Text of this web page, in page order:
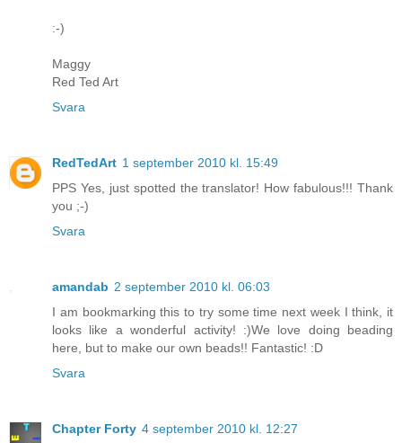
:-)
Maggy
Red Ted Art
Svara
RedTedArt 1 september 2010 kl. 15:49
PPS Yes, just spotted the translator! How fabulous!!! Thank
you ;-)
Svara
amandab 2 september 2010 kl. 06:03
I am bookmarking this to try some time next week I think, it
looks like a wonderful activity! :)We love doing beading
here, but to make our own beads!! Fantastic! :D
Svara
Chapter Forty 4 september 2010 kl. 12:27